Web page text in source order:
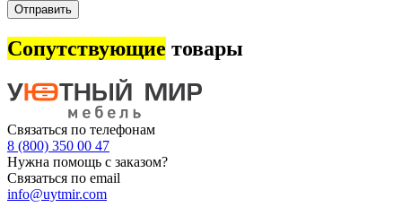
Отправить
Сопутствующие товары
Связаться по телефонам
8 (800) 350 00 47
Нужна помощь с заказом?
Связаться по email
info@uytmir.com